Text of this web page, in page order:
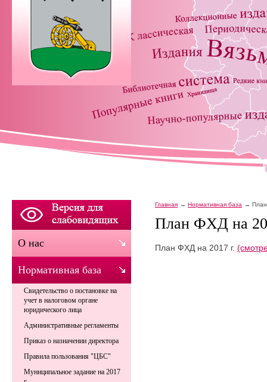
Главная Нормативная база
План ФХД на
План ФХД на 2017 г.
О нас
Нормативная база
Свидетельство о постановке на
учет в налоговом органе
юридического лица
Административные регламенты
Приказ о назначении директора
Правила пользования "ЦБС"
Муниципальное задание на 2017